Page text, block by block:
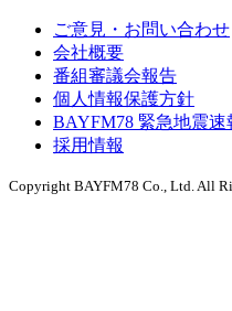
ご意見・お問い合わせ
会社概要
番組審議会報告
個人情報保護方針
BAYFM78 緊急地震速
採用情報
Copyright BAYFM78 Co., Ltd. All